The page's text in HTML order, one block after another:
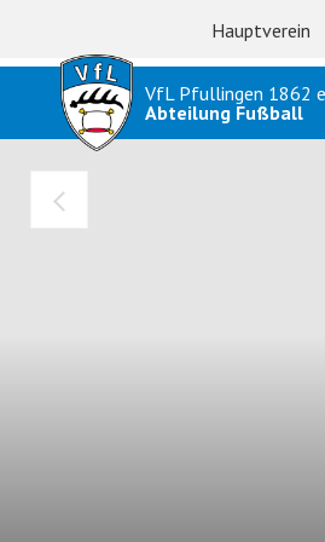
VfL Pfullingen 1862
Abteilung Fußball
Hauptverein